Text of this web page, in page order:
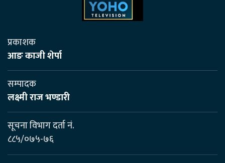
प्रकाशक
आङ काजी शेर्पा
सम्पादक
लक्ष्मी राज भण्डारी
सूचना विभाग दर्ता नं.
८८५/०७५-७६